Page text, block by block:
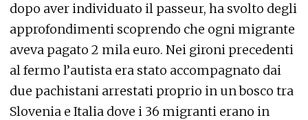
dopo aver individuato il passeur, ha svolto degli
approfondimenti scoprendo che ogni migrante
aveva pagato 2 mila euro. Nei gironi precedenti
al fermo l’autista era stato accompagnato dai
due pachistani arrestati proprio in un bosco tra
Slovenia e Italia dove i 36 migranti erano in